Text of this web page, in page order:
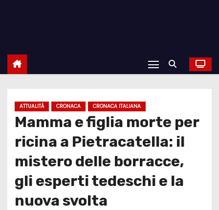
ATTUALITÀ CRONACA CRONACA ITALIANA
Mamma e figlia morte per
ricina a Pietracatella: il
mistero delle borracce,
gli esperti tedeschi e la
nuova svolta